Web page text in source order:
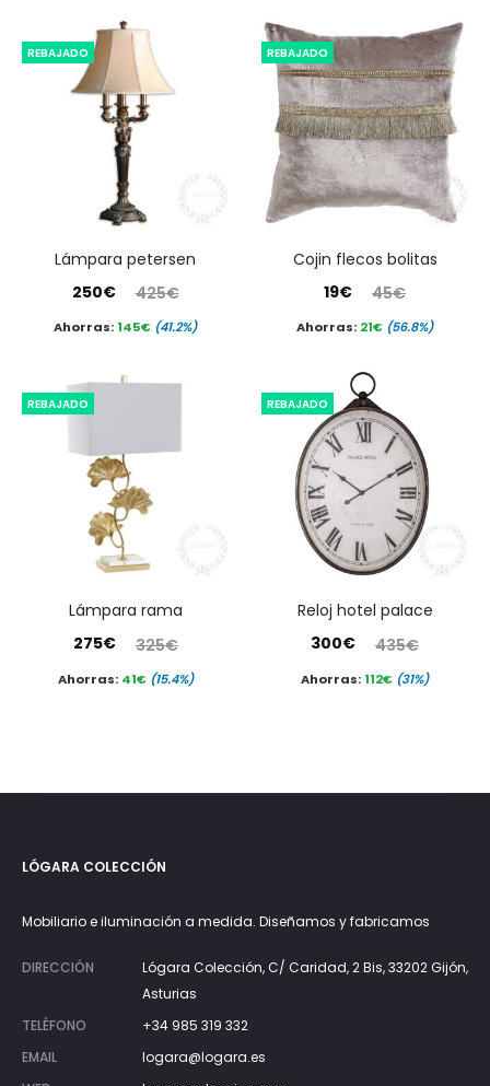
REBAJADO
lámpara petersen
425€
El
precio
era:
250€
precio
es:
Ahorras:145€ (41.2%)
REBAJADO
cojin flecos bolitas
45€
El
precio
era:
45€.
19€
El
precio
es:
19€.
Ahorras: 21€ (56.8%)
REBAJADO
lámpara rama
325€
El
precio
275€
precioAhorras: 41€ (15.4%)
REBAJADO
reloj hotel palace
435€
El
precio
300€
precioAhorras:112€ (31%)
LÓGARA COLECCIÓN
Mobiliario e iluminación a medida. Diseñamos y fabricamos
DIRECCIÓN
Lógara Colección, C/ Caridad, 2 Bis, 33202 Gijón,
Asturias
TELÉFONO
+34 985 319 332
EMAIL
logara@logara.es